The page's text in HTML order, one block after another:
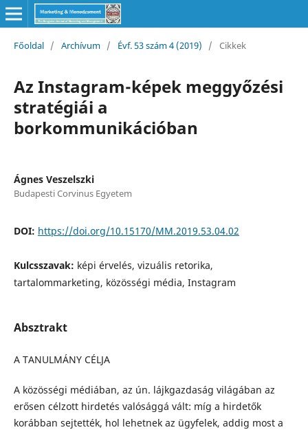
Főoldal / Archívum / Évf. 53 szám 4 (2019) / Cikkek
Az Instagram-képek meggyőzési
stratégiái a
borkommunikációban
Ágnes Veszelszki
Budapesti Corvinus Egyetem
DOI: https://doi.org/10.15170/MM.2019.53.04.02
Kulcsszavak: képi érvelés, vizuális retorika,
tartalommarketing, közösségi média, Instagram
Absztrakt
A TANULMÁNY CÉLJA
A közösségi médiában, az ún. lájkgazdaság világában az
erősen célzott hirdetés valósággá vált: míg a hirdetők
korábban sejtették, hol lehetnek az ügyfelek, addig most a